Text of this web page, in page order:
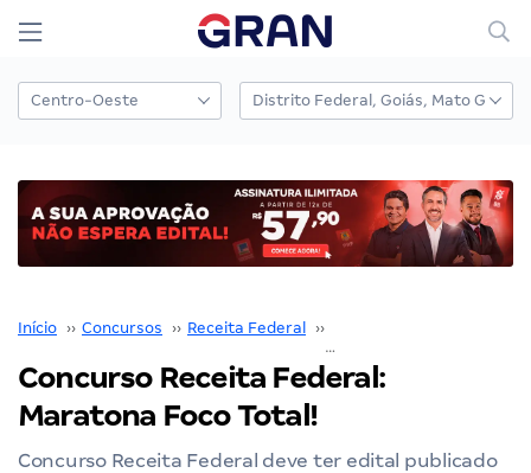
Início ›› Concursos ›› Receita Federal ››
Concurso Receita Federal:
Maratona Foco Total!
Concurso Receita Federal deve ter edital publicado